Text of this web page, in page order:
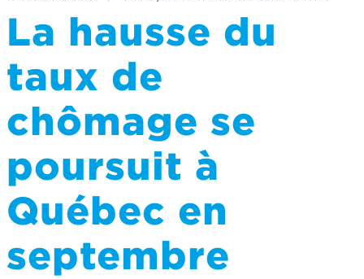
La hausse du
taux de
chômage se
poursuit à
Québec en
septembre